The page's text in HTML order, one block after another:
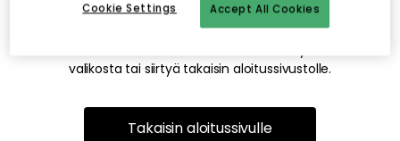
Tämä voi johtua siitä, että sivua ei enää ole tai siitä, että se
on siirretty muualle. Pahoittelemme tästä mahdollisesti
valikosta tai siirtyä takaisin aloitussivustolle.
Takaisin aloitussivulle
Accept All Cookies
Cookie Settings